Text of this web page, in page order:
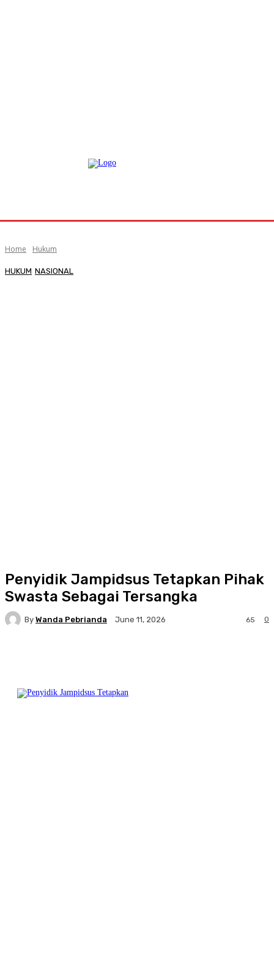
Home Hukum
HUKUM NASIONAL
Penyidik Jampidsus Tetapkan Pihak
Swasta Sebagai Tersangka
By Wanda Pebrianda June 11, 2026 0
65